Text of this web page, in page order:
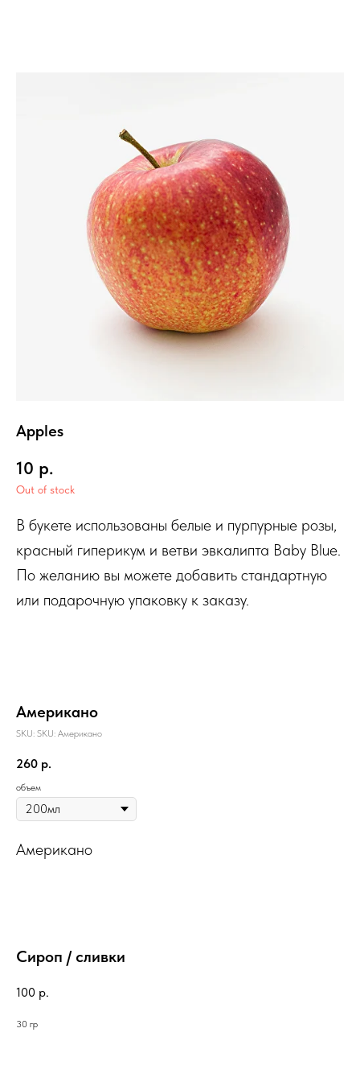
Apples
10 р.
Out of stock
В букете использованы белые и пурпурные розы,
красный гиперикум и ветви эвкалипта Baby Blue.
По желанию вы можете добавить стандартную
или подарочную упаковку к заказу.
Американо
SKU: SKU: Американо
260 р.
объем
Американо
Сироп / сливки
100 р.
30 гр